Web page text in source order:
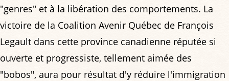
"genres" et à la libération des comportements. La
victoire de la Coalition Avenir Québec de François
Legault dans cette province canadienne réputée si
ouverte et progressiste, tellement aimée des
"bobos", aura pour résultat d'y réduire l'immigration